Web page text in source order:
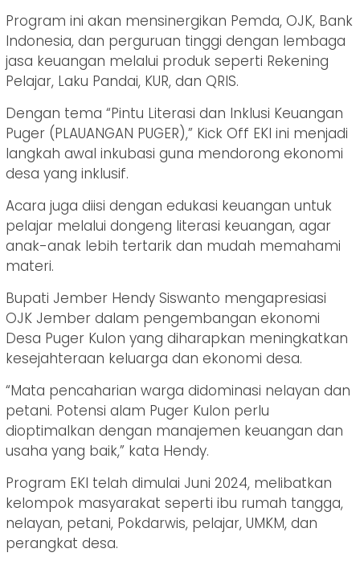
Program ini akan mensinergikan Pemda, OJK, Bank
Indonesia, dan perguruan tinggi dengan lembaga
jasa keuangan melalui produk seperti Rekening
Pelajar, Laku Pandai, KUR, dan QRIS.
Dengan tema “Pintu Literasi dan Inklusi Keuangan
Puger (PLAUANGAN PUGER),” Kick Off EKI ini menjadi
langkah awal inkubasi guna mendorong ekonomi
desa yang inklusif.
Acara juga diisi dengan edukasi keuangan untuk
pelajar melalui dongeng literasi keuangan, agar
anak-anak lebih tertarik dan mudah memahami
materi.
Bupati Jember Hendy Siswanto mengapresiasi
OJK Jember dalam pengembangan ekonomi
Desa Puger Kulon yang diharapkan meningkatkan
kesejahteraan keluarga dan ekonomi desa.
“Mata pencaharian warga didominasi nelayan dan
petani. Potensi alam Puger Kulon perlu
dioptimalkan dengan manajemen keuangan dan
usaha yang baik,” kata Hendy.
Program EKI telah dimulai Juni 2024, melibatkan
kelompok masyarakat seperti ibu rumah tangga,
nelayan, petani, Pokdarwis, pelajar, UMKM, dan
perangkat desa.